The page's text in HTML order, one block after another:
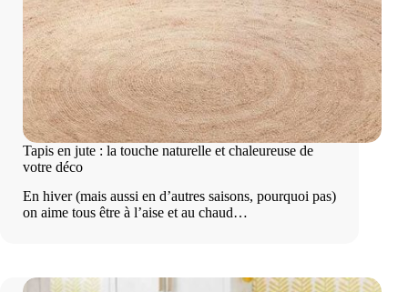
Tapis en jute : la touche naturelle et chaleureuse de
votre déco
En hiver (mais aussi en d’autres saisons, pourquoi pas)
on aime tous être à l’aise et au chaud…